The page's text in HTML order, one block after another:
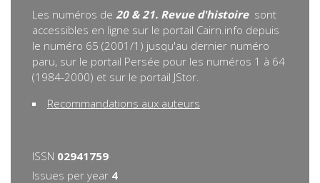
Les numéros de 20 & 21. Revue d'histoire sont
accessibles en ligne sur le portail Cairn.info depuis
le numéro 65 (2001/1) jusqu'au dernier numéro
paru, sur le portail Persée pour les numéros 1 à 64
(1984-2000) et sur le portail JStor.
Recommandations aux auteurs
ISSN 02941759
Issues per year 4